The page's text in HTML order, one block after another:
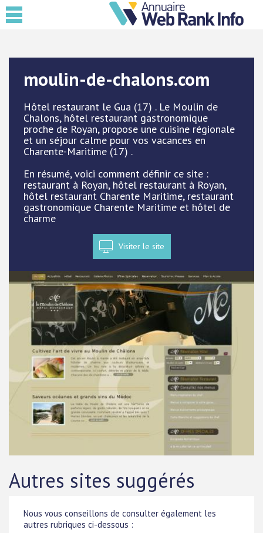
moulin-de-chalons.com
Hôtel restaurant le Gua (17) . Le Moulin de
Chalons, hôtel restaurant gastronomique
proche de Royan, propose une cuisine régionale
et un séjour calme pour vos vacances en
Charente-Maritime (17) .
En résumé, voici comment définir ce site :
restaurant à Royan, hôtel restaurant à Royan,
hôtel restaurant Charente Maritime, restaurant
gastronomique Charente Maritime et hôtel de
charme
Visiter le site
Autres sites suggérés
Nous vous conseillons de consulter également les
autres rubriques ci-dessous :